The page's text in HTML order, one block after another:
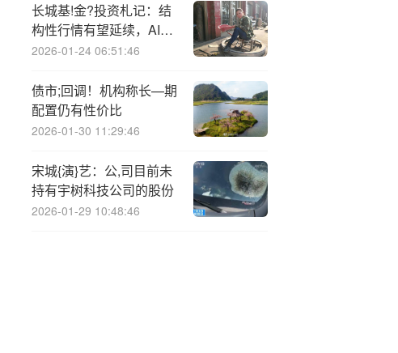
长城基!金?投资札记：结
构性行情有望延续，AI、
军工等或有超预期
2026-01-24 06:51:46
债市;回调！机构称长—期
配置仍有性价比
2026-01-30 11:29:46
宋城{演}艺：公,司目前未
持有宇树科技公司的股份
2026-01-29 10:48:46